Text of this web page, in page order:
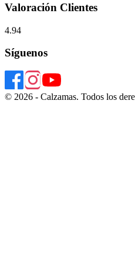
Valoración Clientes
4.94
Síguenos
© 2026 - Calzamas. Todos los